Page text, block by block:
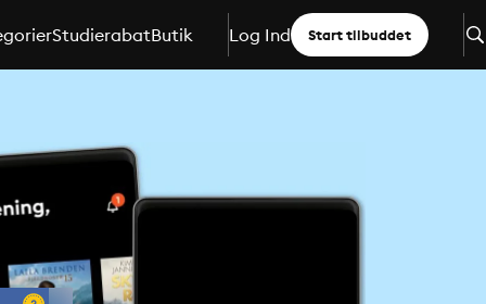
StudierabatButik Log Ind Start tilbuddet